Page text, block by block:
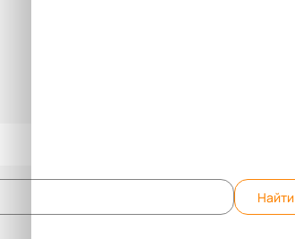
Найти